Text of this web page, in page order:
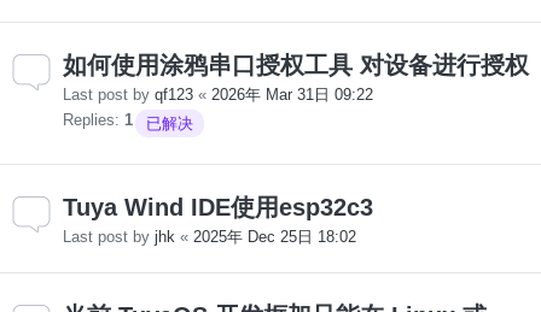
如何使用涂鸦串口授权工具 对设备进行授权
Last post by qf123 « 2026年 Mar 31日 09:22
Replies: 1 已解决
Tuya Wind IDE使用esp32c3
Last post by jhk « 2025年 Dec 25日 18:02